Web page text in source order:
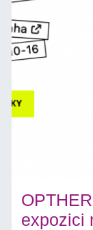
expozici